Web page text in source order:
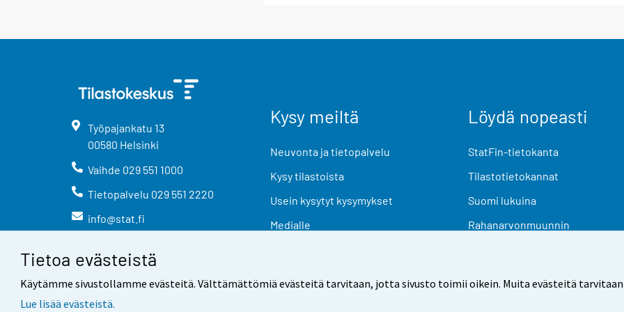
Tietoa evästeistä
Käytämme sivustollamme evästeitä. Välttämättömiä evästeitä tarvitaan, jotta sivusto toimii oikein. Muita evästeitä
Lue lisää evästeistä.
Työpajankatu 13
00580 Helsinki
Vaihde 029 551 1000
Tietopalvelu 029 551 2220
info@stat.fi
Kysy meiltä
Neuvonta ja tietopalvelu
Kysy tilastoista
Usein kysytyt kysymykset
Medialle
Löydä nopeasti
StatFin-tietokanta
Tilastotietokannat
Suomi lukuina
Rahanarvonmuunnin